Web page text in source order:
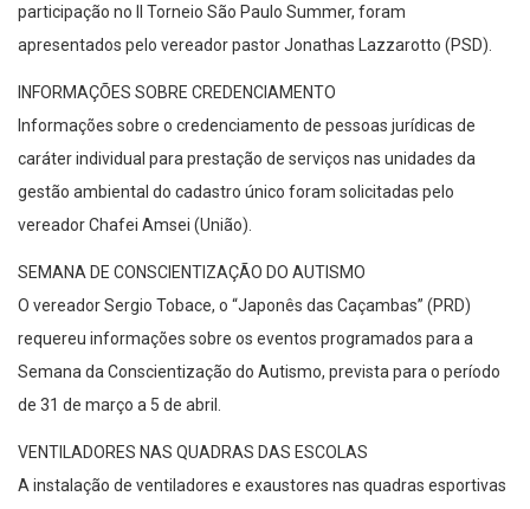
participação no II Torneio São Paulo Summer, foram
apresentados pelo vereador pastor Jonathas Lazzarotto (PSD).
INFORMAÇÕES SOBRE CREDENCIAMENTO
Informações sobre o credenciamento de pessoas jurídicas de
caráter individual para prestação de serviços nas unidades da
gestão ambiental do cadastro único foram solicitadas pelo
vereador Chafei Amsei (União).
SEMANA DE CONSCIENTIZAÇÃO DO AUTISMO
O vereador Sergio Tobace, o “Japonês das Caçambas” (PRD)
requereu informações sobre os eventos programados para a
Semana da Conscientização do Autismo, prevista para o período
de 31 de março a 5 de abril.
VENTILADORES NAS QUADRAS DAS ESCOLAS
A instalação de ventiladores e exaustores nas quadras esportivas